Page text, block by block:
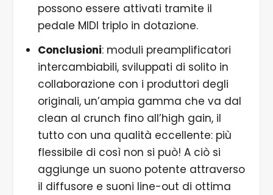
possono essere attivati tramite il
pedale MIDI triplo in dotazione.
Conclusioni: moduli preamplificatori
intercambiabili, sviluppati di solito in
collaborazione con i produttori degli
originali, un’ampia gamma che va dal
clean al crunch fino all’high gain, il
tutto con una qualità eccellente: più
flessibile di così non si può! A ciò si
aggiunge un suono potente attraverso
il diffusore e suoni line-out di ottima